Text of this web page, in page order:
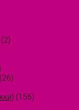
(2)
(26)
(156)